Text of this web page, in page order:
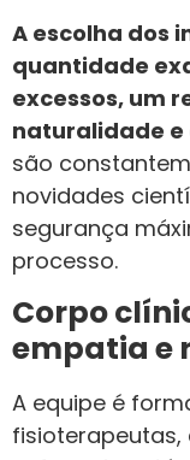
A escolha dos
quantidade
excessos, um
naturalidade
são
novidades
segurança
processo.
Corpo
empatia e
A equipe é